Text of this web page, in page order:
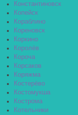
Константиновск
Копейск
Кораблино
Кореновск
Коркино
Королёв
Короча
Корсаков
Коряжма
Костерёво
Костомукша
Кострома
Котельники